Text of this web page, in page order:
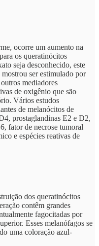
ocorre um aumento na
os queratinócitos
seja desconhecido, este
ser estimulado por
mediadores
de oxigênio que são
Vários estudos
de melanócitos de
prostaglandinas E2 e D2,
fator de necrose tumoral
e espécies reativas de
dos queratinócitos
contêm grandes
fagocitadas por
Esses melanófagos se
uma coloração azul-